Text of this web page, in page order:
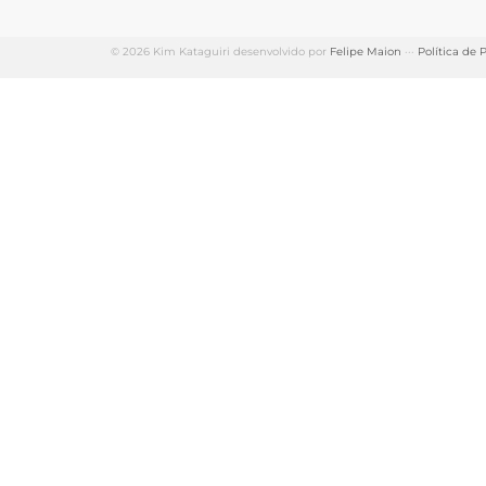
© 2026 Kim Kataguiri desenvolvido por Felipe Maion ··· Política de